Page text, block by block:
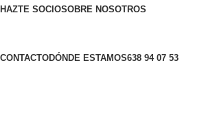
HAZTE SOCIOSOBRE NOSOTROS
CONTACTODÓNDE ESTAMOS638 94 07 53